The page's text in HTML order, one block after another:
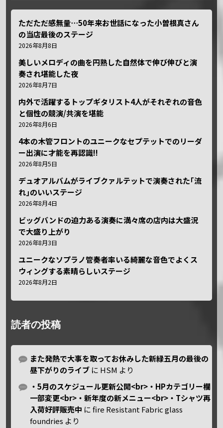
ただただ感無量⋯50年来お世話になった小曽根真さん
の当店最後のステージ
2026年8月8日
美しいメロディの曲を円熟した自然体で伸び伸びと演
奏され堪能した夜
2026年8月7日
内外で活躍するトップギタリスト4人がそれぞれの音色
と個性の競演/共演を堪能
2026年8月6日
4本の木管フロントのユニークなセプテットでのリーダ
ー出演に才能を再認識!!
2026年8月5日
デュオアルバムがライブクァルテットで演奏された｢流
れ｣のいいステージ
2026年8月4日
ビッグバンドの迫力ある演奏に満々席の店内は大盛況
で大盛り上がり
2026年8月3日
ユニークなソプラノ管奏者率いる綺麗な音色でよくス
ウィングする素晴らしいステージ
2026年8月2日
読者の投稿
また発熱で大事を取ってお休みした新緑五月の最後の
昼下がりのライブ に HSM より
・5月のスケジュール更新公開<br>・HPカテゴリー欄
一部変更<br>・新年度の新メニュー<br>・Tシャツ再
入荷好評販売中 にfire Resistant Fabric glass
foundries より